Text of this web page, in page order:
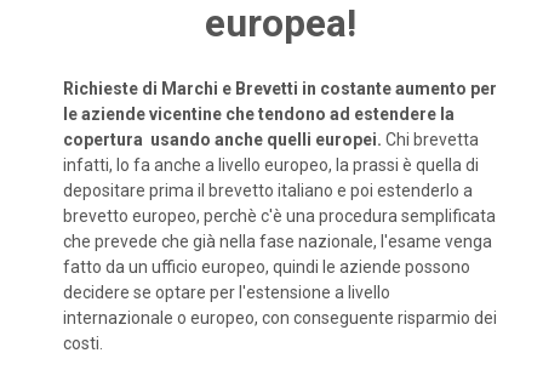
europea!
Richieste di Marchi e Brevetti in costante aumento per
le aziende vicentine che tendono ad estendere la
copertura usando anche quelli europei. Chi brevetta
infatti, lo fa anche a livello europeo, la prassi è quella di
depositare prima il brevetto italiano e poi estenderlo a
brevetto europeo, perchè c'è una procedura semplificata
che prevede che già nella fase nazionale, l'esame venga
fatto da un ufficio europeo, quindi le aziende possono
decidere se optare per l'estensione a livello
internazionale o europeo, con conseguente risparmio dei
costi.